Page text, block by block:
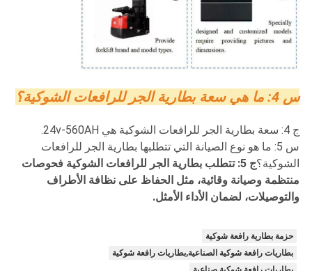
س 4: ما هي سعة بطارية الجر للرافعات الشوكية؟
ج 4: سعة بطارية الجر للرافعات الشوكية هي 24v-560AH.
س 5: ما هو نوع الصيانة التي تتطلبها بطارية الجر للرافعات
الشوكية؟
ج 5: تتطلب بطارية الجر للرافعات الشوكية فحوصات
منتظمة وصيانة وقائية، مثل الحفاظ على نظافة الأطراف
والتوصيلات، لضمان الأداء الأمثل.
حزمة بطارية رافعة شوكية
بطاريات رافعة شوكية الصناعية,بطاريات رافعة شوكية